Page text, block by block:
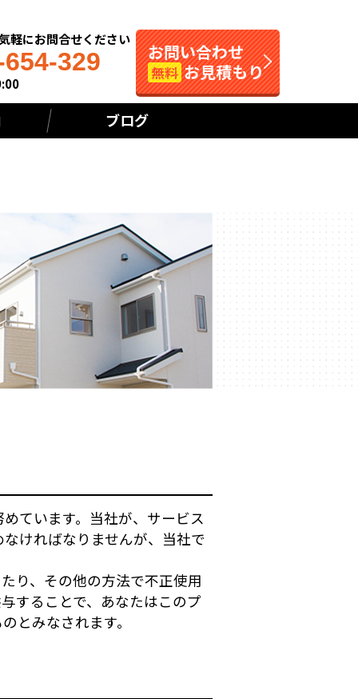
軽にお問合せください
329 お問い合わせ
無料 お見積もり
ブログ
ています。当社が、サービス
ければなりませんが、当社で
り、その他の方法で不正使用
することで、あなたはこのプ
とみなされます。